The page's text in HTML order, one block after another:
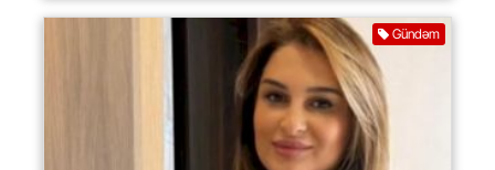
Gündəm